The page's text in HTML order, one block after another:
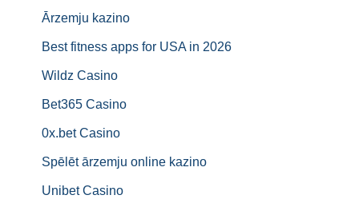
Ārzemju kazino
Best fitness apps for USA in 2026
Wildz Casino
Bet365 Casino
0x.bet Casino
Spēlēt ārzemju online kazino
Unibet Casino